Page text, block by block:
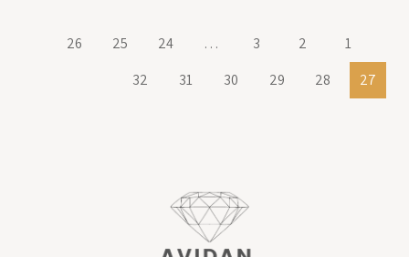
1
2
3
…
24
25
26
27
28
29
30
31
32